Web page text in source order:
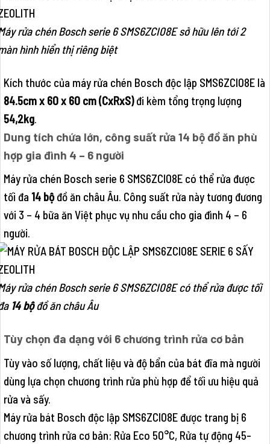
rửa chén Bosch serie 6 SMS6ZCI08E sở hữu lên tới 2
hình hiển thị riêng biệt
Kích thước của máy rửa chén Bosch độc lập SMS6ZCI08E là
84.5cm x 60 x 60 cm (CxRxS)đi kèm tổng trọng lượng
54,2kg.
Dung tích chứa lớn, công suất rửa 14 bộ đồ ăn phù
hợp gia đình 4 – 6 người
Máy rửa chén Bosch serie 6 SMS6ZCI08E có thể rửa được
tối đa 14 bộđồ ăn châu Âu. Công suất rửa này tương đương
với 3 – 4 bữa ăn Việt phục vụ nhu cầu cho gia đình 4 – 6
người.
rửa chén Bosch serie 6 SMS6ZCI08E có thể rửa được tối
14 bộđồ ăn châu Âu
Tùy chọn đa dạng với 6 chương trình rửa cơ bản
Tùy vào số lượng, chất liệu và độ bẩn của bát đĩa mà người
dùng lựa chọn chương trình rửa phù hợp để tối ưu hiệu quả
rửa và sấy.
Máy rửa bát Bosch độc lập SMS6ZCI08E được trang bị 6
chương trình rửa cơ bản: Rửa Eco 50°C, Rửa tự động 45-